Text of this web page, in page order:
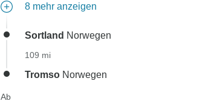
8 mehr anzeigen
Sortland Norwegen
109 mi
Tromso Norwegen
Ab